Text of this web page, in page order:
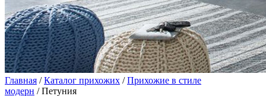
Главная /Каталог прихожих /Прихожие в стиле
модерн / Петуния